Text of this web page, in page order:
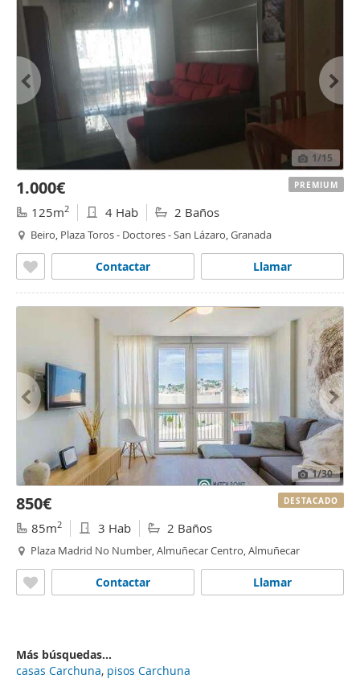
1/15
1.000€
125m2 4 Hab 2 Baños
Beiro, Plaza Toros - Doctores - San Lázaro, Granada
Llamar
Contactar
PREMIUM
1/30
850€
85m2 3 Hab 2 Baños
Plaza Madrid No Number, Almuñecar Centro, Almuñecar
Llamar
Contactar
DESTACADO
Más búsquedas...
casas Carchuna, pisos Carchuna